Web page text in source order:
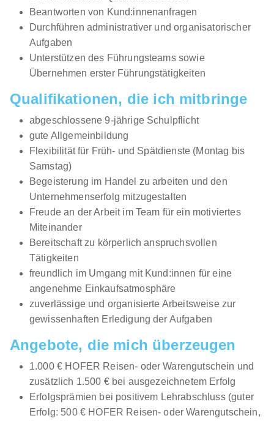
Beantworten von Kund:innenanfragen
Durchführen administrativer und organisatorischer
Aufgaben
Unterstützen des Führungsteams sowie
Übernehmen erster Führungstätigkeiten
Qualifikationen, die ich mitbringe
abgeschlossene 9-jährige Schulpflicht
gute Allgemeinbildung
Flexibilität für Früh- und Spätdienste (Montag bis
Samstag)
Begeisterung im Handel zu arbeiten und den
Unternehmenserfolg mitzugestalten
Freude an der Arbeit im Team für ein motiviertes
Miteinander
Bereitschaft zu körperlich anspruchsvollen
Tätigkeiten
freundlich im Umgang mit Kund:innen für eine
angenehme Einkaufsatmosphäre
zuverlässige und organisierte Arbeitsweise zur
gewissenhaften Erledigung der Aufgaben
Angebote, die mich überzeugen
1.000 € HOFER Reisen- oder Warengutschein und
zusätzlich 1.500 € bei ausgezeichnetem Erfolg
Erfolgsprämien bei positivem Lehrabschluss (guter
Erfolg: 500 € HOFER Reisen- oder Warengutschein,